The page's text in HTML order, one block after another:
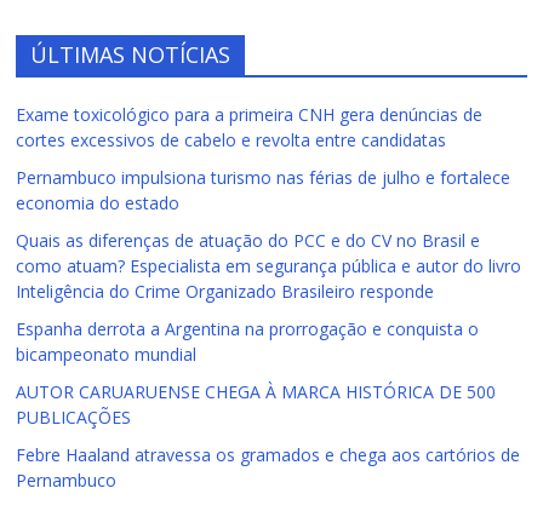
ÚLTIMAS NOTÍCIAS
Exame toxicológico para a primeira CNH gera denúncias de
cortes excessivos de cabelo e revolta entre candidatas
Pernambuco impulsiona turismo nas férias de julho e fortalece
economia do estado
Quais as diferenças de atuação do PCC e do CV no Brasil e
como atuam? Especialista em segurança pública e autor do livro
Inteligência do Crime Organizado Brasileiro responde
Espanha derrota a Argentina na prorrogação e conquista o
bicampeonato mundial
AUTOR CARUARUENSE CHEGA À MARCA HISTÓRICA DE 500
PUBLICAÇÕES
Febre Haaland atravessa os gramados e chega aos cartórios de
Pernambuco